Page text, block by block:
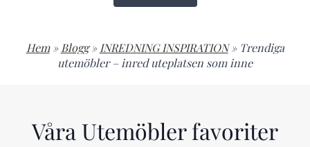
Hem » Blogg » INREDNING INSPIRATION » Trendiga
utemöbler – inred uteplatsen som inne
Våra Utemöbler favoriter